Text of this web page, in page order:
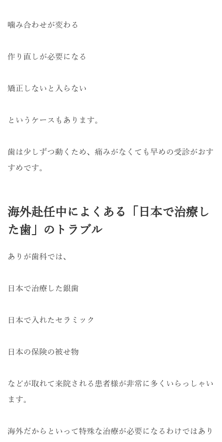
噛み合わせが変わる
作り直しが必要になる
矯正しないと入らない
というケースもあります。
歯は少しずつ動くため、痛みがなくても早めの受診がおす
すめです。
海外赴任中によくある「日本で治療し
た歯」のトラブル
ありが歯科では、
日本で治療した銀歯
日本で入れたセラミック
日本の保険の被せ物
などが取れて来院される患者様が非常に多くいらっしゃい
ます。
海外だからといって特殊な治療が必要になるわけではあり